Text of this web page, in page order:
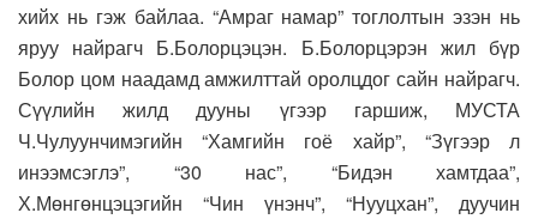
хийх нь гэж байлаа. “Амраг намар” тоглолтын эзэн нь
яруу найрагч Б.Болорцэцэн. Б.Болорцэрэн жил бүр
Болор цом наадамд амжилттай оролцдог сайн найрагч.
Сүүлийн жилд дууны үгээр гаршиж, МУСТА
Ч.Чулуунчимэгийн “Хамгийн гоё хайр”, “Зүгээр л
инээмсэглэ”, “30 нас”, “Бидэн хамтдаа”,
Х.Мөнгөнцэцэгийн “Чин үнэнч”, “Нууцхан”, дуучин